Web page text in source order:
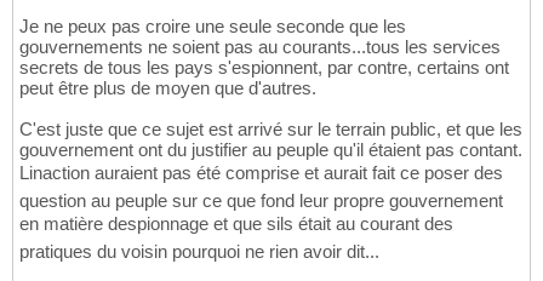
Je ne peux pas croire une seule seconde que les
gouvernements ne soient pas au courants...tous les services
secrets de tous les pays s'espionnent, par contre, certains ont
peut être plus de moyen que d'autres.
C'est juste que ce sujet est arrivé sur le terrain public, et que les
gouvernement ont du justifier au peuple qu'il étaient pas contant.
Linaction auraient pas été comprise et aurait fait ce poser des
question au peuple sur ce que fond leur propre gouvernement
en matière despionnage et que sils était au courant des
pratiques du voisin pourquoi ne rien avoir dit...